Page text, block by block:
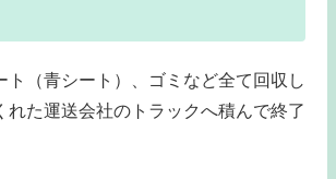
ト（青シート）、ゴミなど全て回収し
れた運送会社のトラックへ積んで終了